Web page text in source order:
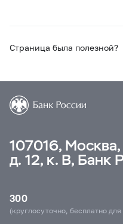
Страница была полезной?
107016,
д. 12, к. В, Банк
300
(круглосуточно, бесплатно